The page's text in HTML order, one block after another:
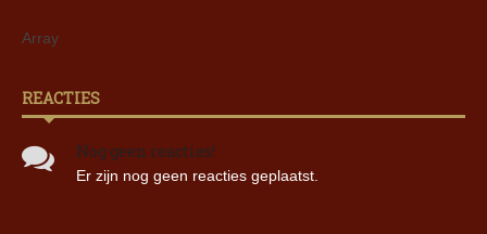
Array
REACTIES
Nog geen reacties!
Er zijn nog geen reacties geplaatst.